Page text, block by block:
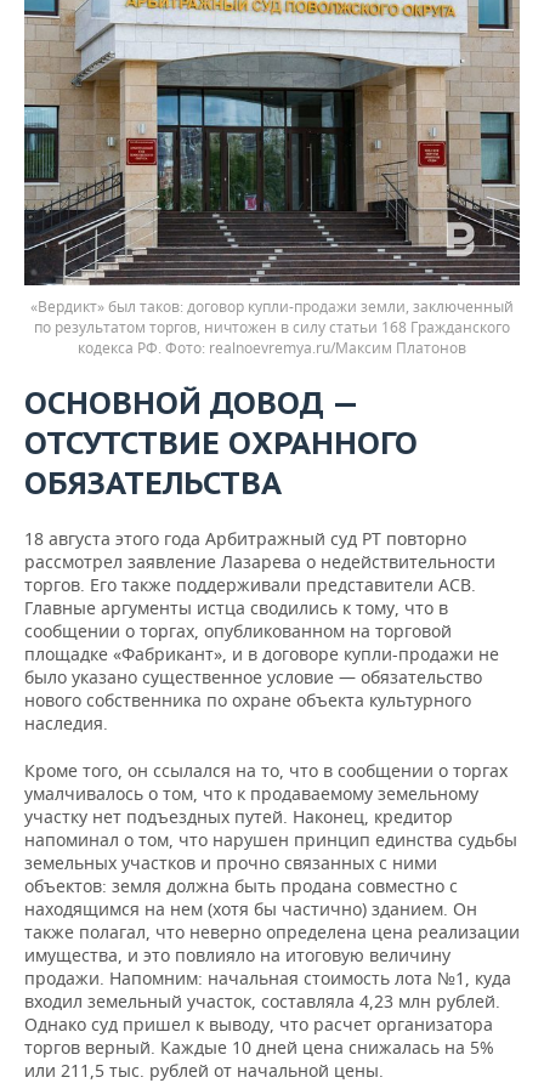
«Вердикт» был таков: договор купли-продажи земли, заключенный
по результатом торгов, ничтожен в силу статьи 168 Гражданского
кодекса РФ.
realnoevremya.ru/Максим Платонов
ОСНОВНОЙ ДОВОД —
ОТСУТСТВИЕ ОХРАННОГО
ОБЯЗАТЕЛЬСТВА
18 августа этого года Арбитражный суд РТ повторно
рассмотрел заявление Лазарева о недействительности
торгов. Его также поддерживали представители АСВ.
Главные аргументы истца сводились к тому, что в
сообщении о торгах, опубликованном на торговой
площадке «Фабрикант», и в договоре купли-продажи не
было указано существенное условие — обязательство
нового собственника по охране объекта культурного
наследия.
Кроме того, он ссылался на то, что в сообщении о торгах
умалчивалось о том, что к продаваемому земельному
участку нет подъездных путей. Наконец, кредитор
напоминал о том, что нарушен принцип единства судьбы
земельных участков и прочно связанных с ними
объектов: земля должна быть продана совместно с
находящимся на нем (хотя бы частично) зданием. Он
также полагал, что неверно определена цена реализации
имущества, и это повлияло на итоговую величину
продажи. Напомним: начальная стоимость лота №1, куда
входил земельный участок, составляла 4,23 млн рублей.
Однако суд пришел к выводу, что расчет организатора
торгов верный. Каждые 10 дней цена снижалась на 5%
или 211,5 тыс. рублей от начальной цены.